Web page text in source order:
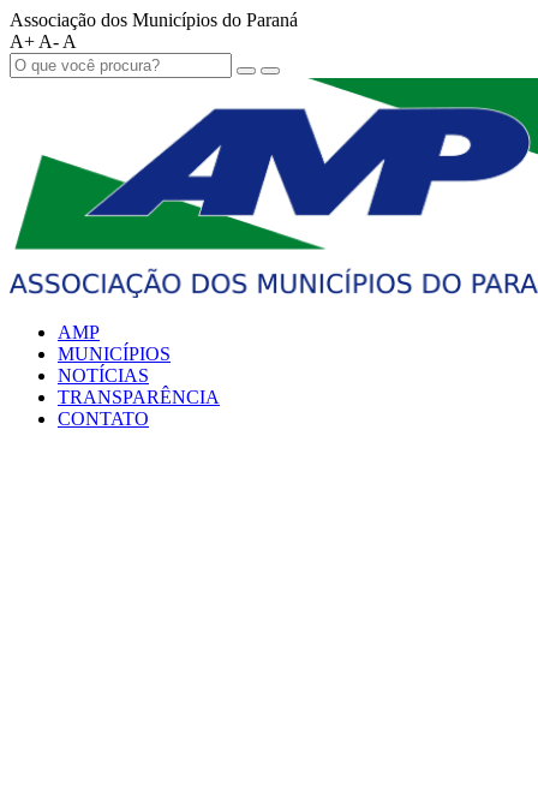
Associação dos Municípios do Paraná
A+ A- A
AMP
MUNICÍPIOS
NOTÍCIAS
TRANSPARÊNCIA
CONTATO